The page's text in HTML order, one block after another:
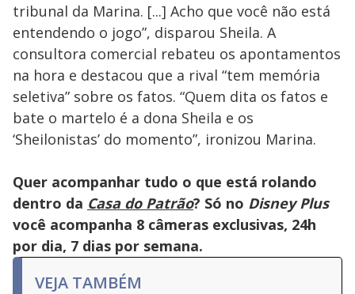
tribunal da Marina. [...] Acho que você não está
entendendo o jogo”, disparou Sheila. A
consultora comercial rebateu os apontamentos
na hora e destacou que a rival “tem memória
seletiva” sobre os fatos. “Quem dita os fatos e
bate o martelo é a dona Sheila e os
‘Sheilonistas’ do momento”, ironizou Marina.
Quer acompanhar tudo o que está rolando
dentro da Casa do Patrão? Só no Disney Plus
você acompanha 8 câmeras exclusivas, 24h
por dia, 7 dias por semana.
VEJA TAMBÉM